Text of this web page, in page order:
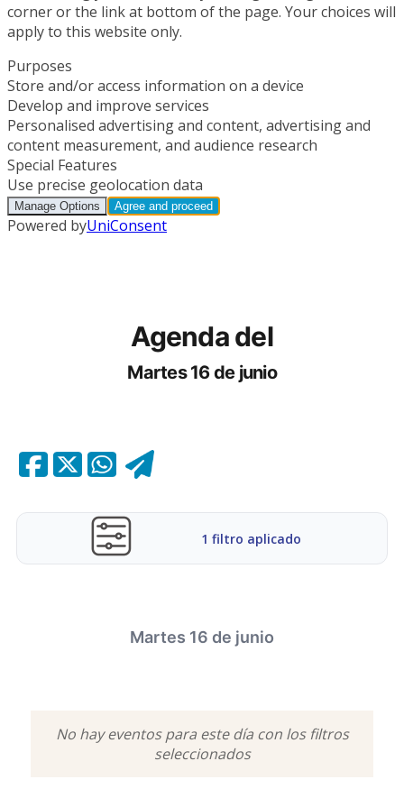
Agenda del
Martes 16 de junio
1 filtro aplicado
MÚSICA
FAMILIAR DEPORTES ESPECTÁCULOS
Martes 16 de junio
No hay eventos para este día con los filtros
seleccionados